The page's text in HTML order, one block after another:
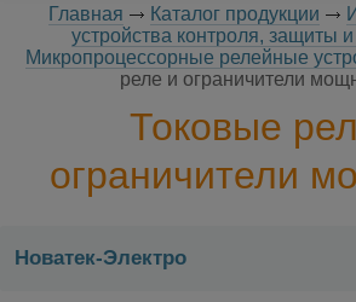
Главная Каталог продукции
устройства контроля, защиты
Микропроцессорные релейные
реле и ограничители
Токовые
ограничители
Новатек-Электро